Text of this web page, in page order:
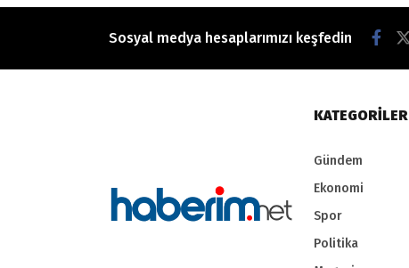
Sosyal medya hesaplarımızı keşfedin
KATEGORİLER
Gündem
Ekonomi
Spor
Politika